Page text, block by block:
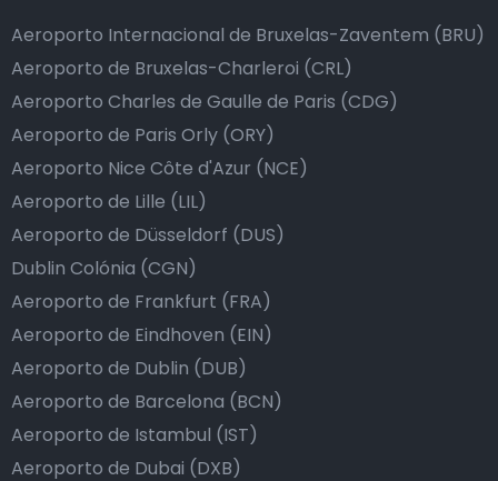
Aeroporto Internacional de Bruxelas-Zaventem (BRU)
Aeroporto de Bruxelas-Charleroi (CRL)
Aeroporto Charles de Gaulle de Paris (CDG)
Aeroporto de Paris Orly (ORY)
Aeroporto Nice Côte d'Azur (NCE)
Aeroporto de Lille (LIL)
Aeroporto de Düsseldorf (DUS)
Dublin Colónia (CGN)
Aeroporto de Frankfurt (FRA)
Aeroporto de Eindhoven (EIN)
Aeroporto de Dublin (DUB)
Aeroporto de Barcelona (BCN)
Aeroporto de Istambul (IST)
Aeroporto de Dubai (DXB)